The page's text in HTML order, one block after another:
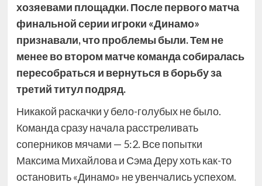
хозяевами площадки. После первого матча
финальной серии игроки «Динамо»
признавали, что проблемы были. Тем не
менее во втором матче команда собиралась
пересобраться и вернуться в борьбу за
третий титул подряд.
Никакой раскачки у бело-голубых не было.
Команда сразу начала расстреливать
соперников мячами — 5:2. Все попытки
Максима Михайлова и Сэма Деру хоть как-то
остановить «Динамо» не увенчались успехом.